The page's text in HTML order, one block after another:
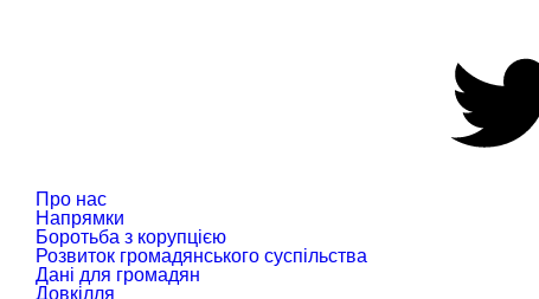
Про нас
Напрямки
Боротьба з корупцією
Розвиток громадянського суспільства
Дані для громадян
Довкілля